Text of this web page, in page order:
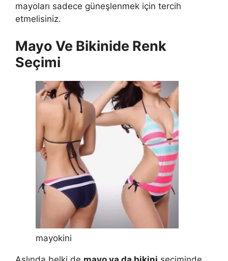
mayoları sadece güneşlenmek için tercih
etmelisiniz.
Mayo Ve Bikinide Renk
Seçimi
mayokini